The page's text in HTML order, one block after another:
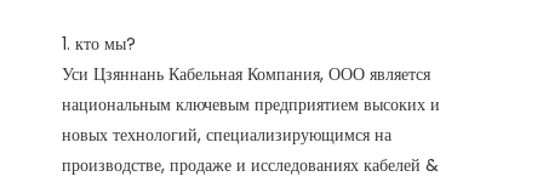
1. кто мы?
Уси Цзяннань Кабельная Компания, ООО является
национальным ключевым предприятием высоких и
новых технологий, специализирующимся на
производстве, продаже и исследованиях кабелей &